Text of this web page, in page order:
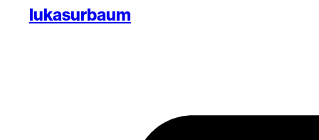
lukasurbaum